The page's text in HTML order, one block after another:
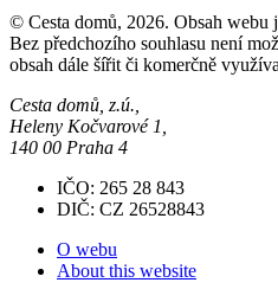
© Cesta domů, 2026. Obsah webu
Bez předchozího souhlasu není
obsah dále šířit či komerčně
Cesta domů, z.ú.,
Heleny Kočvarové 1,
140 00 Praha 4
IČO: 265 28 843
DIČ: CZ 26528843
O webu
About this website